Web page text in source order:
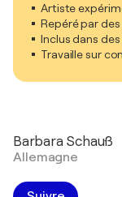
Artiste
Repéré par
Inclus dans
Travaille sur
Barbara Schauß
Allemagne